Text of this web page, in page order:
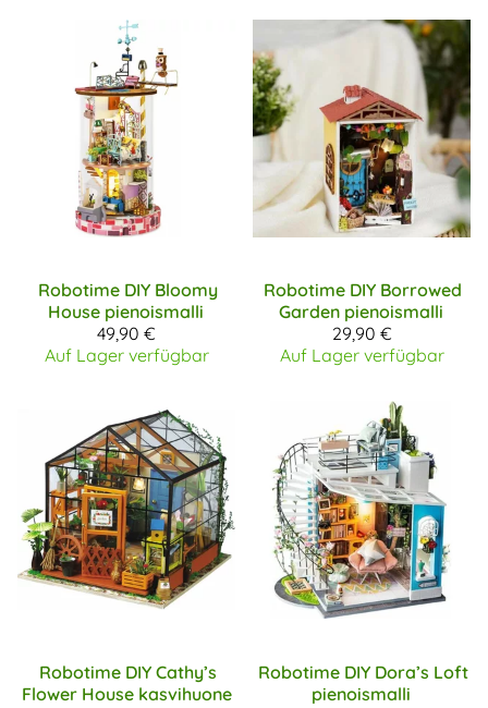
Robotime DIY Bloomy
House pienoismalli
49,90 €
Auf Lager verfügbar
Robotime DIY Borrowed
Garden pienoismalli
29,90 €
Auf Lager verfügbar
Robotime DIY Cathy’s
Flower House kasvihuone
Robotime DIY Dora’s Loft
pienoismalli